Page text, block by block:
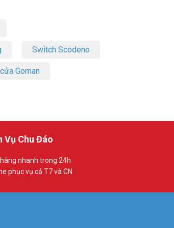
Switch Scodeno
Goman
Vụ Chu Đáo
nhanh trong 24h
phục vụ cả T7 và CN